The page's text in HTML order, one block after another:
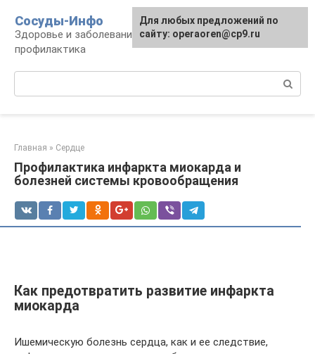
контенту
Сосуды-Инфо
Здоровье и заболевания сосудов и сердца,
профилактика
Главная » Сердце
Профилактика инфаркта миокарда и
болезней системы кровообращения
Как предотвратить развитие инфаркта
миокарда
Ишемическую болезнь сердца, как и ее следствие,
Для любых предложений по
сайту: operaoren@cp9.ru